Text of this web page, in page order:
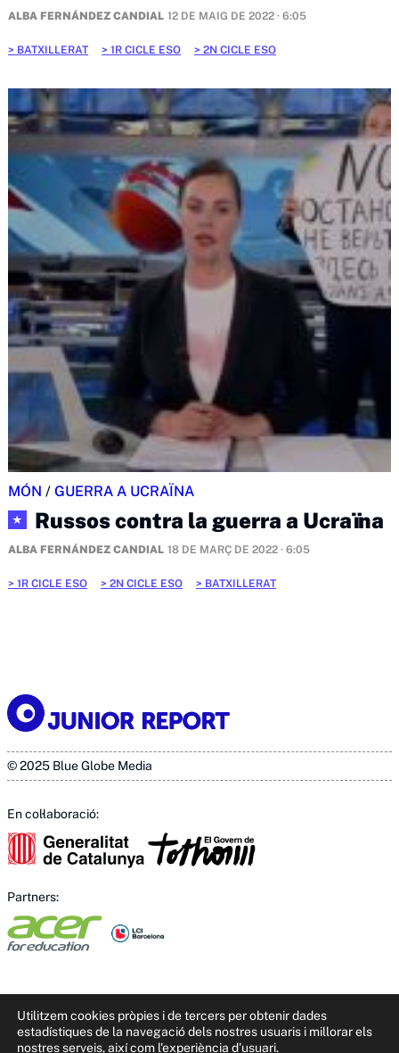
ALBA FERNÁNDEZ CANDIAL 12 DE MAIG DE 2022 · 6:05
BATXILLERAT 1R CICLE ESO 2N CICLE ESO
MÓN / GUERRA A UCRAÏNA
★ Russos contra la guerra a Ucraïna
ALBA FERNÁNDEZ CANDIAL 18 DE MARÇ DE 2022 · 6:05
1R CICLE ESO 2N CICLE ESO BATXILLERAT
© 2025 Blue Globe Media
En col·laboració:
Partners:
Utilitzem cookies pròpies i de tercers per obtenir dades
estadístiques de la navegació dels nostres usuaris i millorar els
nostres serveis, així com l'experiència d'usuari.